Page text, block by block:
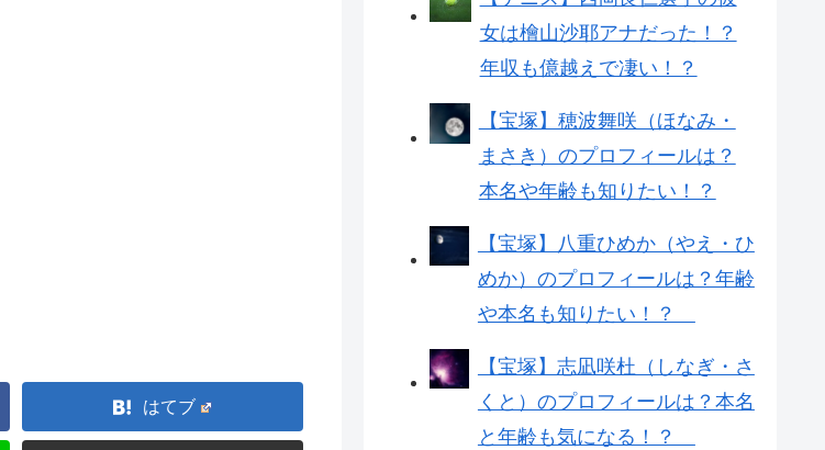
はてブ
女は檜山沙耶アナだった！？
年収も億越えで凄い！？
【宝塚】穂波舞咲（ほなみ・
まさき）のプロフィールは？
本名や年齢も知りたい！？
【宝塚】八重ひめか（やえ・ひ
めか）のプロフィールは？年齢
や本名も知りたい！？
【宝塚】志凪咲杜（しなぎ・さ
くと）のプロフィールは？本名
と年齢も気になる！？